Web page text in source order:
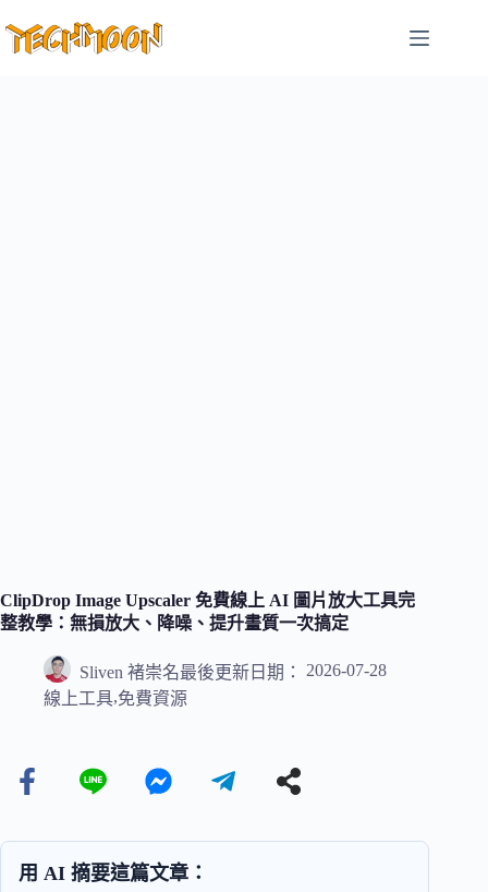
至
ClipDrop Image Upscaler 免費線上 AI 圖片放大工具完
整教學：無損放大、降噪、提升畫質一次搞定
Sliven 褚崇名最後更新日期：
2026-07-28
線上工具,免費資源
用 AI 摘要這篇文章：